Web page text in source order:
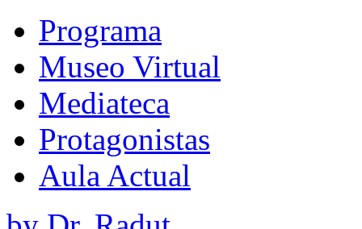
Programa
Museo Virtual
Mediateca
Protagonistas
Aula Actual